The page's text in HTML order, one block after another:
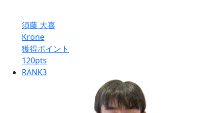
須藤 大喜
Krone
獲得ポイント
120pts
RANK3